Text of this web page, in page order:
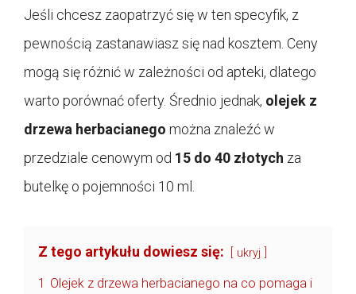
Jeśli chcesz zaopatrzyć się w ten specyfik, z
pewnością zastanawiasz się nad kosztem. Ceny
mogą się różnić w zależności od apteki, dlatego
warto porównać oferty. Średnio jednak, olejek z
drzewa herbacianego można znaleźć w
przedziale cenowym od 15 do 40 złotych za
butelkę o pojemności 10 ml.
Z tego artykułu dowiesz się: ukryj
1 Olejek z drzewa herbacianego na co pomaga i